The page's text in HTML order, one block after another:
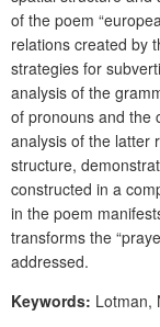
of the poem
relations created by
strategies for
analysis of the
of pronouns and the
analysis of the latter
structure,
constructed in a
in the poem
transforms the
addressed.
Keywords: Lotman,